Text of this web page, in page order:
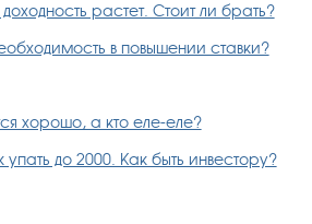
растет. Стоит ли брать?
в повышении ставки?
хорошо, а кто еле-еле?
до 2000. Как быть инвестору?